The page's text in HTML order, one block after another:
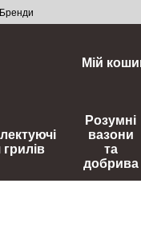
Бренди
Мій
грилів
Розумні
вазони
та
добрива